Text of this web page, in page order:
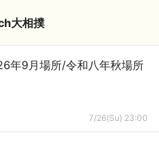
大相撲
年9月場所/令和八年秋場所
7/26(Su) 23:00